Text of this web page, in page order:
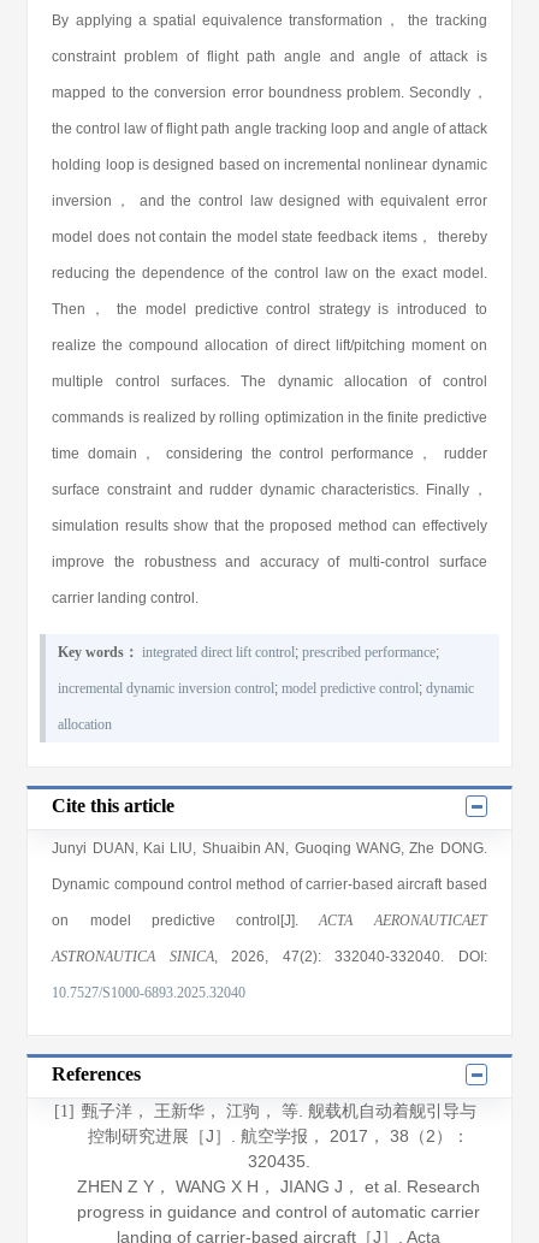
By applying a spatial equivalence transformation， the tracking
constraint problem of flight path angle and angle of attack is
mapped to the conversion error boundness problem. Secondly，
the control law of flight path angle tracking loop and angle of attack
holding loop is designed based on incremental nonlinear dynamic
inversion， and the control law designed with equivalent error
model does not contain the model state feedback items， thereby
reducing the dependence of the control law on the exact model.
Then， the model predictive control strategy is introduced to
realize the compound allocation of direct lift/pitching moment on
multiple control surfaces. The dynamic allocation of control
commands is realized by rolling optimization in the finite predictive
time domain， considering the control performance， rudder
surface constraint and rudder dynamic characteristics. Finally，
simulation results show that the proposed method can effectively
improve the robustness and accuracy of multi-control surface
carrier landing control.
Key words： integrated direct lift control;prescribed performance;
incremental dynamic inversion control;model predictive control;dynamic
allocation
Cite this article
Junyi DUAN , Kai LIU, Shuaibin AN , Guoqing WANG,Zhe DONG.
Dynamic compound control method of carrier-based aircraft based
on model predictive control[J].ACTA AERONAUTICAET
ASTRONAUTICA SINICA, 2026, 47(2): 332040-332040. DOI:
10.7527/S1000-6893.2025.32040
References
[1] 甄子洋， 王新华， 江驹， 等. 舰载机自动着舰引导与
控制研究进展［J］.航空学报 ， 2017 ，38 （2）：
320435.
ZHEN Z Y， WANG X H， JIANG J， et al. Research
progress in guidance and control of automatic carrier
landing of carrier-based aircraft［J］.Acta